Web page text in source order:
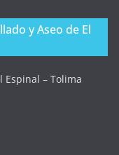
y Aseo de El
Espinal – Tolima